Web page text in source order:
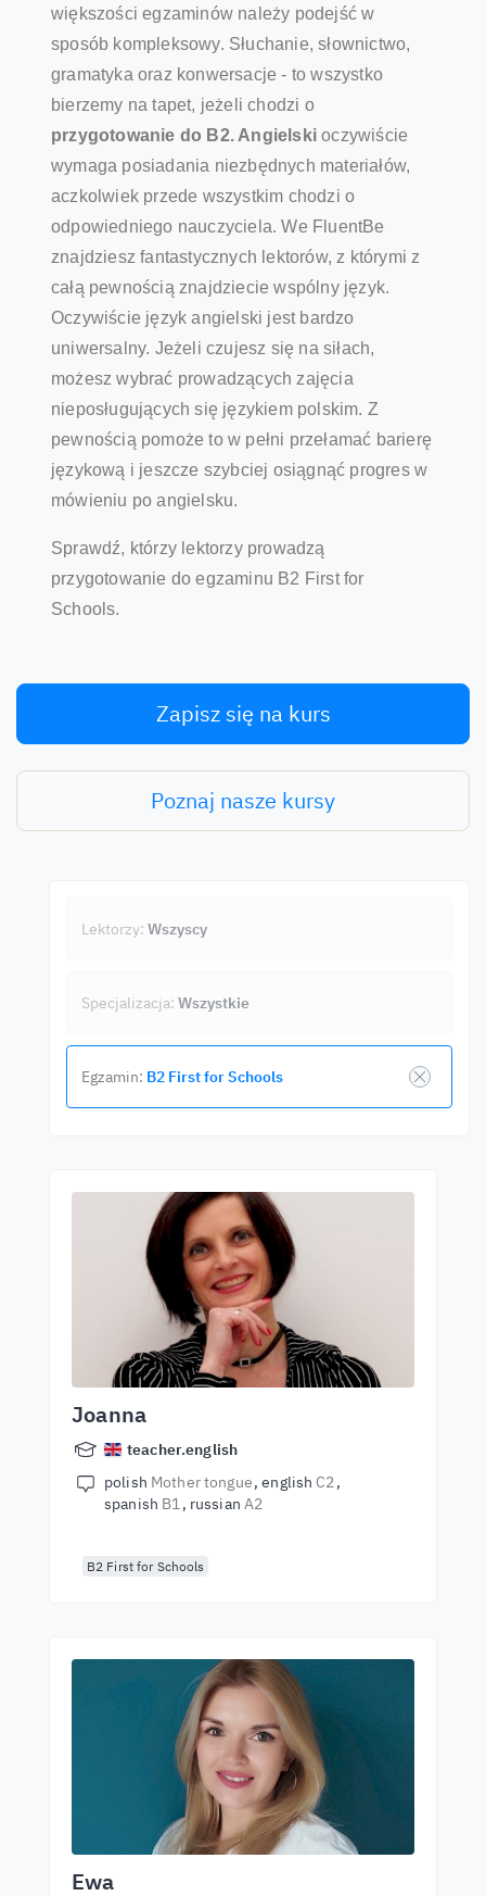
większości egzaminów należy podejść w
sposób kompleksowy. Słuchanie, słownictwo,
gramatyka oraz konwersacje - to wszystko
bierzemy na tapet, jeżeli chodzi o
przygotowanie do B2. Angielski oczywiście
wymaga posiadania niezbędnych materiałów,
aczkolwiek przede wszystkim chodzi o
odpowiedniego nauczyciela. We FluentBe
znajdziesz fantastycznych lektorów, z którymi z
całą pewnością znajdziecie wspólny język.
Oczywiście język angielski jest bardzo
uniwersalny. Jeżeli czujesz się na siłach,
możesz wybrać prowadzących zajęcia
nieposługujących się językiem polskim. Z
pewnością pomoże to w pełni przełamać barierę
językową i jeszcze szybciej osiągnąć progres w
mówieniu po angielsku.
Sprawdź, którzy lektorzy prowadzą
przygotowanie do egzaminu B2 First for
Schools.
Zapisz się na kurs
Poznaj nasze kursy
Lektorzy: Wszyscy
Specjalizacja: Wszystkie
Egzamin: B2 First for Schools
Joanna
teacher.english
polish Mother tongue english C2
spanish B1 russian A2
B2 First for Schools
Ewa